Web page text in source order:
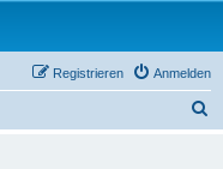
Anmelden
Registrieren